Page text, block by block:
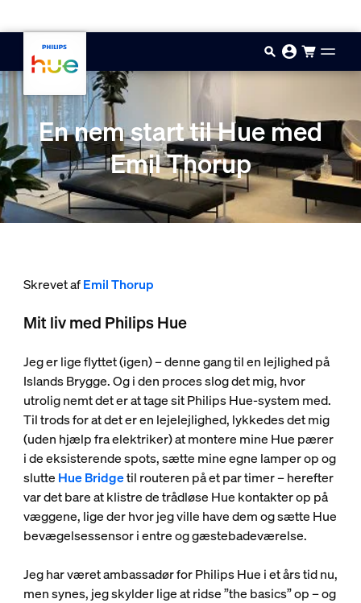
En nem start til Hue med
Emil Thorup
Skrevet afEmil Thorup
Mit liv med Philips Hue
Jeg er lige flyttet (igen) – denne gang til en lejlighed på
Islands Brygge. Og i den proces slog det mig, hvor
utrolig nemt det er at tage sit Philips Hue-system med.
Til trods for at det er en lejelejlighed, lykkedes det mig
(uden hjælp fra elektriker) at montere mine Hue pærer
i de eksisterende spots, sætte mine egne lamper op og
slutte Hue Bridgetil routeren på et par timer – herefter
var det bare at klistre de trådløse Hue kontakter op på
væggene, lige der hvor jeg ville have dem og sætte Hue
bevægelsessensor i entre og gæstebadeværelse.
Jeg har været ambassadør for Philips Hue i et års tid nu,
men synes, jeg skylder lige at ridse ”the basics” op – og